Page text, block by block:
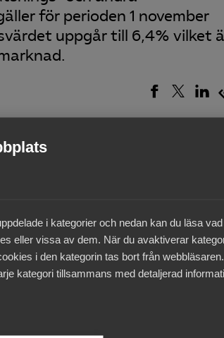
i kategorier och nedan kan du läsa
eller vissa av dem. När du avaktiverar
i den kategorin tas bort från
kategori tillsammans med detaljerad
för perioden 1 november
uppgår till 6,4% vilket